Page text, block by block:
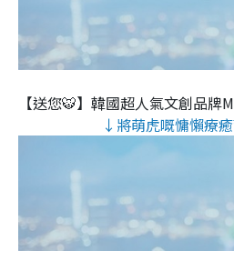
【送您🐯】韓國超人氣文創品牌
↓將萌虎嘅慵懶療